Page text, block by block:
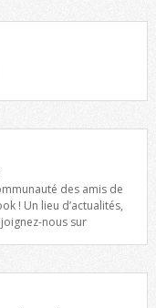
des amis de
! Un lieu d’actualités,
nous sur